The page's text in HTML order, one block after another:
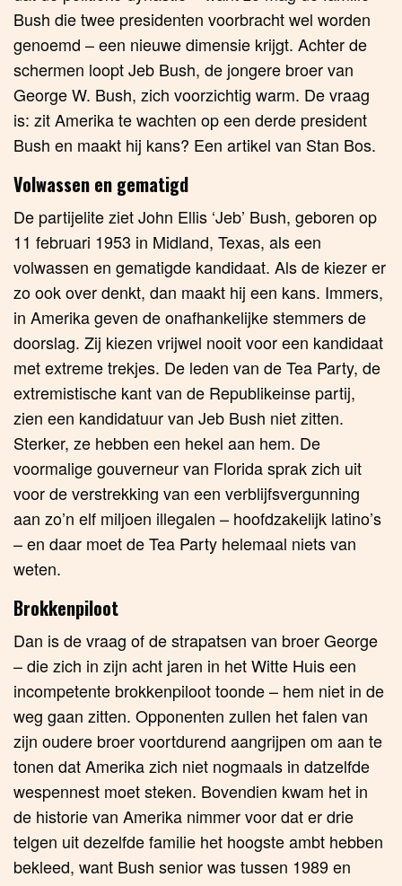
Bush die twee presidenten voorbracht wel worden
genoemd – een nieuwe dimensie krijgt. Achter de
schermen loopt Jeb Bush, de jongere broer van
George W. Bush, zich voorzichtig warm. De vraag
is: zit Amerika te wachten op een derde president
Bush en maakt hij kans? Een artikel van Stan Bos.
Volwassen en gematigd
De partijelite ziet John Ellis ‘Jeb’ Bush, geboren op
11 februari 1953 in Midland, Texas, als een
volwassen en gematigde kandidaat. Als de kiezer er
zo ook over denkt, dan maakt hij een kans. Immers,
in Amerika geven de onafhankelijke stemmers de
doorslag. Zij kiezen vrijwel nooit voor een kandidaat
met extreme trekjes. De leden van de Tea Party, de
extremistische kant van de Republikeinse partij,
zien een kandidatuur van Jeb Bush niet zitten.
Sterker, ze hebben een hekel aan hem. De
voormalige gouverneur van Florida sprak zich uit
voor de verstrekking van een verblijfsvergunning
aan zo’n elf miljoen illegalen – hoofdzakelijk latino’s
– en daar moet de Tea Party helemaal niets van
weten.
Brokkenpiloot
Dan is de vraag of de strapatsen van broer George
– die zich in zijn acht jaren in het Witte Huis een
incompetente brokkenpiloot toonde – hem niet in de
weg gaan zitten. Opponenten zullen het falen van
zijn oudere broer voortdurend aangrijpen om aan te
tonen dat Amerika zich niet nogmaals in datzelfde
wespennest moet steken. Bovendien kwam het in
de historie van Amerika nimmer voor dat er drie
telgen uit dezelfde familie het hoogste ambt hebben
bekleed, want Bush senior was tussen 1989 en